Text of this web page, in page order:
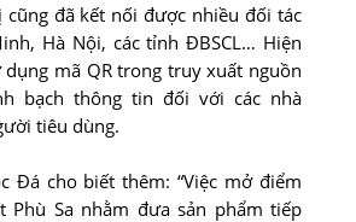
cũng đã kết nối được nhiều đối tác
Hà Nội, các tỉnh ĐBSCL… Hiện
dụng mã QR trong truy xuất nguồn
bạch thông tin đối với các nhà
tiêu dùng.
Đá cho biết thêm: “Việc mở điểm
Phù Sa nhằm đưa sản phẩm tiếp